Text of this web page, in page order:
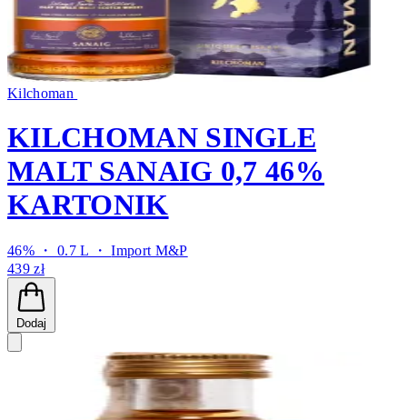
Kilchoman
KILCHOMAN SINGLE
MALT SANAIG 0,7 46%
KARTONIK
46% ・ 0.7 L ・Import M&P
439 zł
Dodaj